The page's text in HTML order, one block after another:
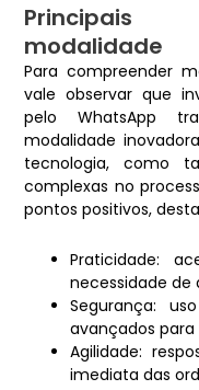
Principais
modalidade
Para compreender
vale observar que
pelo WhatsApp
modalidade
tecnologia, como
complexas no
pontos positivos,
Praticidade:
necessidade de
Segurança:
avançados
Agilidade:
imediata das